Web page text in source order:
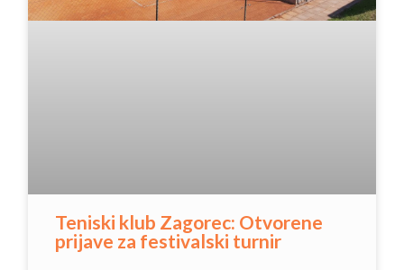
Teniski klub Zagorec: Otvorene
prijave za festivalski turnir